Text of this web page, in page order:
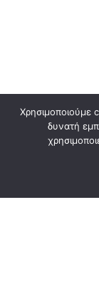
Χρησιμοποιούμε
δυνατή